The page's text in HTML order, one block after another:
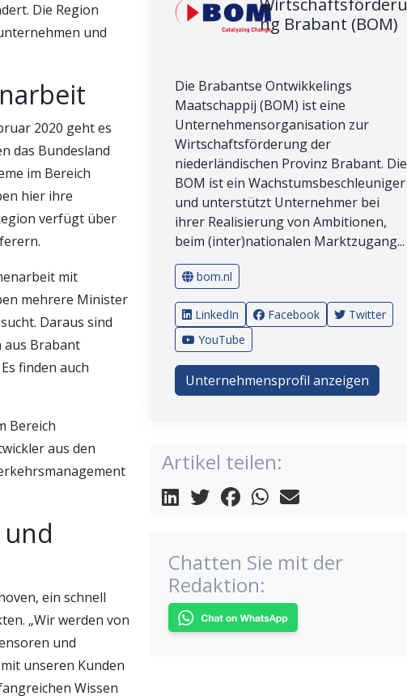
Die Region
und
2020 geht es
das Bundesland
im Bereich
hier ihre
verfügt über
mit
mehrere Minister
Daraus sind
aus Brabant
finden auch
Bereich
aus den
ein schnell
„Wir werden von
und
mit unseren Kunden
Wissen
Wirtschaftsförderu
ng Brabant (BOM)
Die Brabantse Ontwikkelings
Maatschappij (BOM) ist eine
Unternehmensorganisation zur
Wirtschaftsförderung der
niederländischen Provinz Brabant. Die
BOM ist ein Wachstumsbeschleuniger
und unterstützt Unternehmer bei
ihrer Realisierung von Ambitionen,
beim (inter)nationalen Marktzugang...
bom.nl
LinkedIn Facebook
Twitter
YouTube
Unternehmensprofil anzeigen
Artikel teilen:
Chatten Sie mit der
Redaktion: